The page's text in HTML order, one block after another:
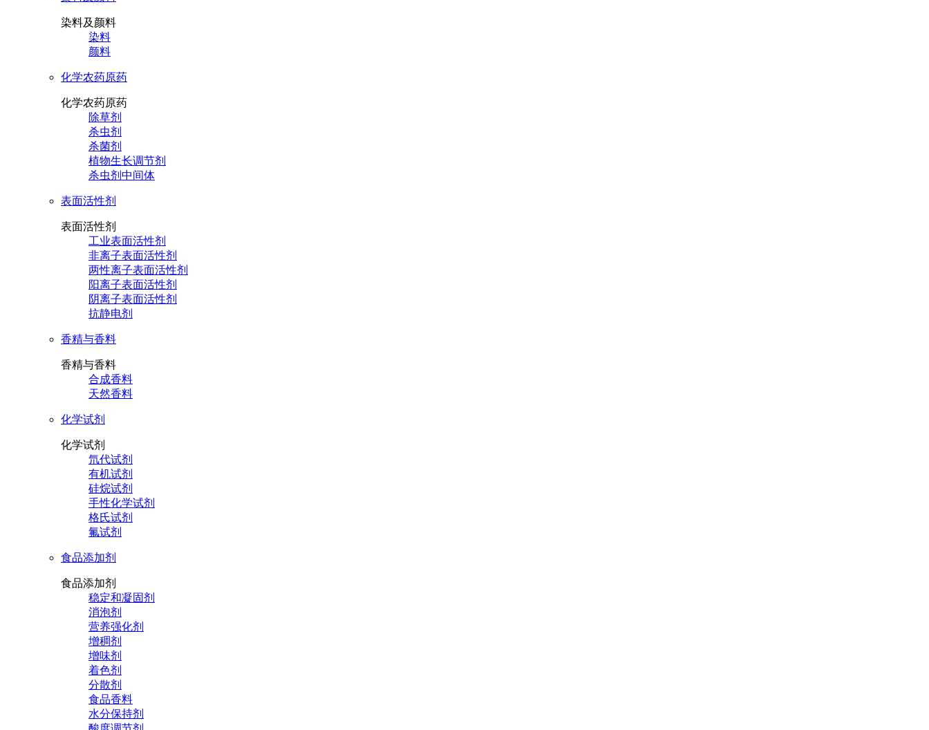
染料及颜料
染料
颜料
化学农药原药
化学农药原药
除草剂
杀虫剂
杀菌剂
植物生长调节剂
杀虫剂中间体
表面活性剂
表面活性剂
工业表面活性剂
非离子表面活性剂
两性离子表面活性剂
阳离子表面活性剂
阴离子表面活性剂
抗静电剂
香精与香料
香精与香料
合成香料
天然香料
化学试剂
化学试剂
氘代试剂
有机试剂
硅烷试剂
手性化学试剂
格氏试剂
氟试剂
食品添加剂
食品添加剂
稳定和凝固剂
消泡剂
营养强化剂
增稠剂
增味剂
着色剂
分散剂
食品香料
水分保持剂